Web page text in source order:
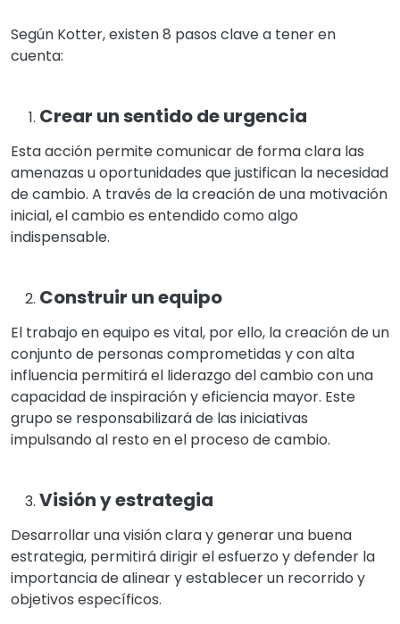
Según Kotter, existen 8 pasos clave a tener en
cuenta:
Crear un sentido de urgencia
Esta acción permite comunicar de forma clara las
amenazas u oportunidades que justifican la necesidad
de cambio. A través de la creación de una motivación
inicial, el cambio es entendido como algo
indispensable.
Construir un equipo
El trabajo en equipo es vital, por ello, la creación de un
conjunto de personas comprometidas y con alta
influencia permitirá el liderazgo del cambio con una
capacidad de inspiración y eficiencia mayor. Este
grupo se responsabilizará de las iniciativas
impulsando al resto en el proceso de cambio.
Visión y estrategia
Desarrollar una visión clara y generar una buena
estrategia, permitirá dirigir el esfuerzo y defender la
importancia de alinear y establecer un recorrido y
objetivos específicos.